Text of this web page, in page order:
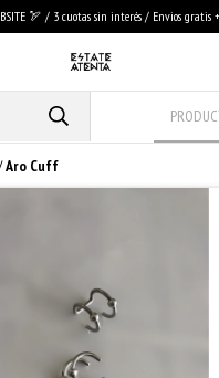
🏹 / 3 cuotas sin interés / Envios gratis
Aro Cuff